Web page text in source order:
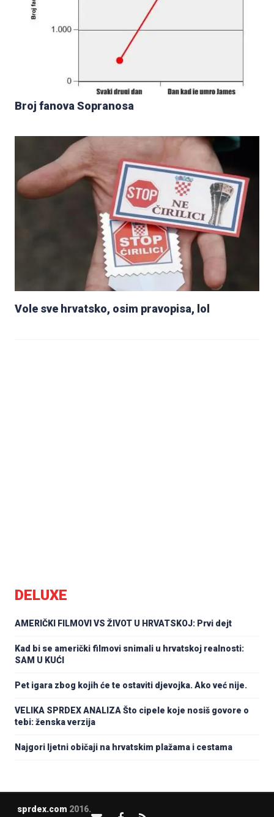
Broj fanova Sopranosa
Vole sve hrvatsko, osim pravopisa, lol
DELUXE
AMERIČKI FILMOVI VS ŽIVOT U HRVATSKOJ: Prvi dejt
Kad bi se američki filmovi snimali u hrvatskoj realnosti:
SAM U KUĆI
Pet igara zbog kojih će te ostaviti djevojka. Ako već nije.
VELIKA SPRDEX ANALIZA Što cipele koje nosiš govore o
tebi: ženska verzija
Najgori ljetni običaji na hrvatskim plažama i cestama
sprdex.com 2016.